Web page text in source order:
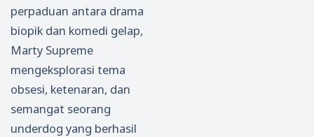
perpaduan antara drama
biopik dan komedi gelap,
Marty Supreme
mengeksplorasi tema
obsesi, ketenaran, dan
semangat seorang
underdog yang berhasil